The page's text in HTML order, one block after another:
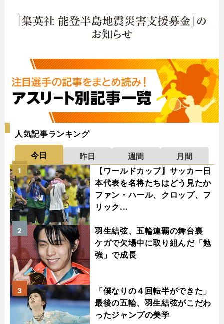
人気記事ランキング
今日 昨日 週間
月間
【ワールドカップ】サッカー日
本代表を名将たちはどう見たか
ファン・ハール、クロップ、フ
リック...
1
羽生結弦、五輪連覇の舞台裏
ケガで欠場中に取り組んだ「勉
強」で成長
2
「僕なりの４回転半ができた」
最後の五輪、羽生結弦がこだわ
ったジャンプの美学
3